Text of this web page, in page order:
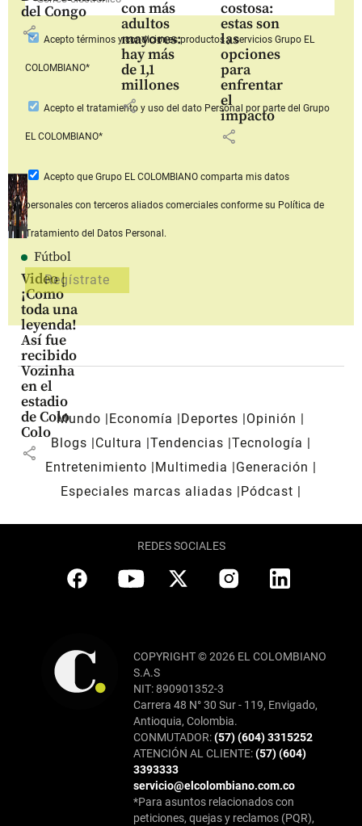
del Congo
share
con más
adultos
mayores:
hay más
de 1,1
millones
share
costosa:
estas son
las
opciones
para
enfrentar
el
impacto
share
Fútbol
Video |
¡Como
toda una
leyenda!
Así fue
recibido
Vozinha
en el
estadio
de Colo
Colo
share
Aceptotérminos y condiciones productos y serviciosGrupo EL
COLOMBIANO*
Acepto el tratamiento y uso del dato Personal por parte del Grupo
EL COLOMBIANO*
Acepto que Grupo EL COLOMBIANOcomparta mis datos
personales con terceros aliados comerciales conforme su Política de
Tratamiento del Datos Personal.
Mundo Economía Deportes
Opinión
Blogs
Cultura Tendencias Tecnología
Entretenimiento
Multimedia
Generación
Especiales marcas aliadas
Pódcast
REDES SOCIALES
COPYRIGHT © 2026 EL COLOMBIANO
S.A.S
NIT: 890901352-3
Carrera 48 N° 30 Sur - 119, Envigado,
Antioquia, Colombia.
CONMUTADOR:(57) (604) 3315252
ATENCIÓN AL CLIENTE:(57) (604)
3393333
servicio@elcolombiano.com.co
*Para asuntos relacionados con
peticiones, quejas y reclamos (PQR),